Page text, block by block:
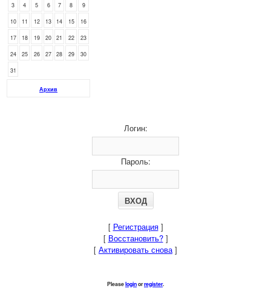
3 4 5 6 7 8 9
10 11 12 13 14 15 16
17 18 19 20 21 22 23
24 25 26 27 28 29 30
31
Архив
Логин:
Пароль:
[ Регистрация]
[ Восстановить?]
[ Активировать снова]
Pleaseloginorregister.